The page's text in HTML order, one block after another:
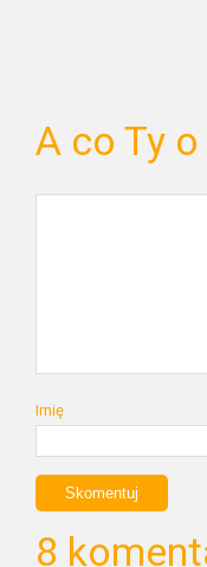
A co Ty
Imię
8